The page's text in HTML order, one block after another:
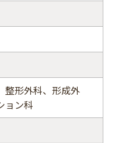
整形外科、形成外
ョン科